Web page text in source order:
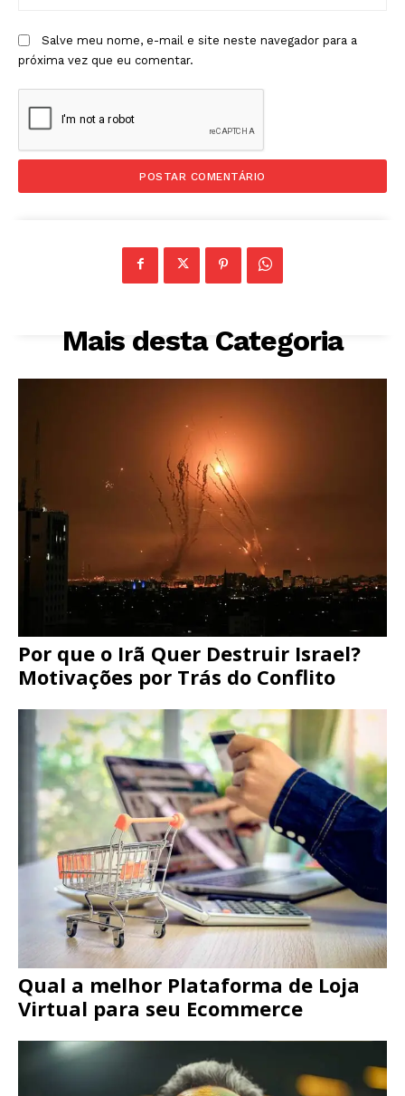
Salve meu nome, e-mail e site neste navegador para a
próxima vez que eu comentar.
Mais desta Categoria
Por que o Irã Quer Destruir Israel?
Motivações por Trás do Conflito
Qual a melhor Plataforma de Loja
Virtual para seu Ecommerce